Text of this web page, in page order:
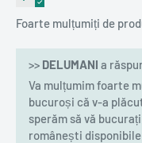
Foarte mulțumiți de
>> DELUMANI a
Va mulțumim foarte
bucuroși că v-a
sperăm să vă
românești